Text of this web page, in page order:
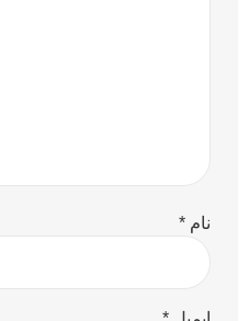
نام *